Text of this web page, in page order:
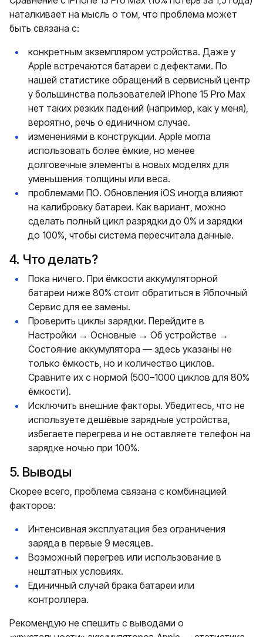
наталкивает на мысль о том, что проблема может
быть связана с:
конкретным экземпляром устройства. Даже у
Apple встречаются батареи с дефектами. По
нашей статистике обращений в сервисный центр
у большинства пользователей iPhone 15 Pro Max
нет таких резких падений (например, как у меня),
вероятно, речь о единичном случае.
изменениями в конструкции. Apple могла
использовать более ёмкие, но менее
долговечные элементы в новых моделях для
уменьшения толщины или веса.
проблемами ПО. Обновления iOS иногда влияют
на калибровку батареи. Как вариант, можно
сделать полный цикл разрядки до 0% и зарядки
до 100%, чтобы система пересчитала данные.
4. Что делать?
Пока ничего. При ёмкости аккумуляторной
батареи ниже 80% стоит обратиться в Яблочный
Сервис для ее замены.
Проверить циклы зарядки. Перейдите в
Настройки → Основные → Об устройстве →
Состояние аккумулятора — здесь указаны не
только ёмкость, но и количество циклов.
Сравните их с нормой (500–1000 циклов для 80%
ёмкости).
Исключить внешние факторы. Убедитесь, что не
используете дешёвые зарядные устройства,
избегаете перегрева и не оставляете телефон на
зарядке ночью при 100%.
5. Выводы
Скорее всего, проблема связана с комбинацией
факторов:
Интенсивная эксплуатация без ограничения
заряда в первые 9 месяцев.
Возможный перегрев или использование в
нештатных условиях.
Единичный случай брака батареи или
контроллера.
Рекомендую не спешить с выводами о